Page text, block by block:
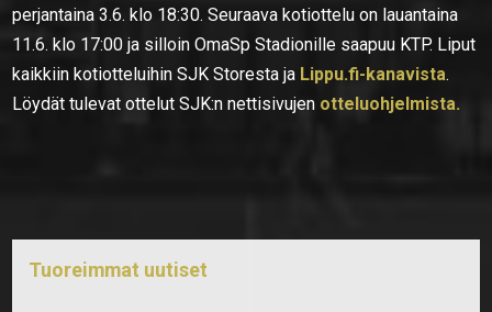
perjantaina 3.6. klo 18:30. Seuraava kotiottelu on lauantaina
11.6. klo 17:00 ja silloin OmaSp Stadionille saapuu KTP. Liput
kaikkiin kotiotteluihin SJK Storesta ja Lippu.fi-kanavista.
Löydät tulevat ottelut SJK:n nettisivujen otteluohjelmista.
Tuoreimmat uutiset